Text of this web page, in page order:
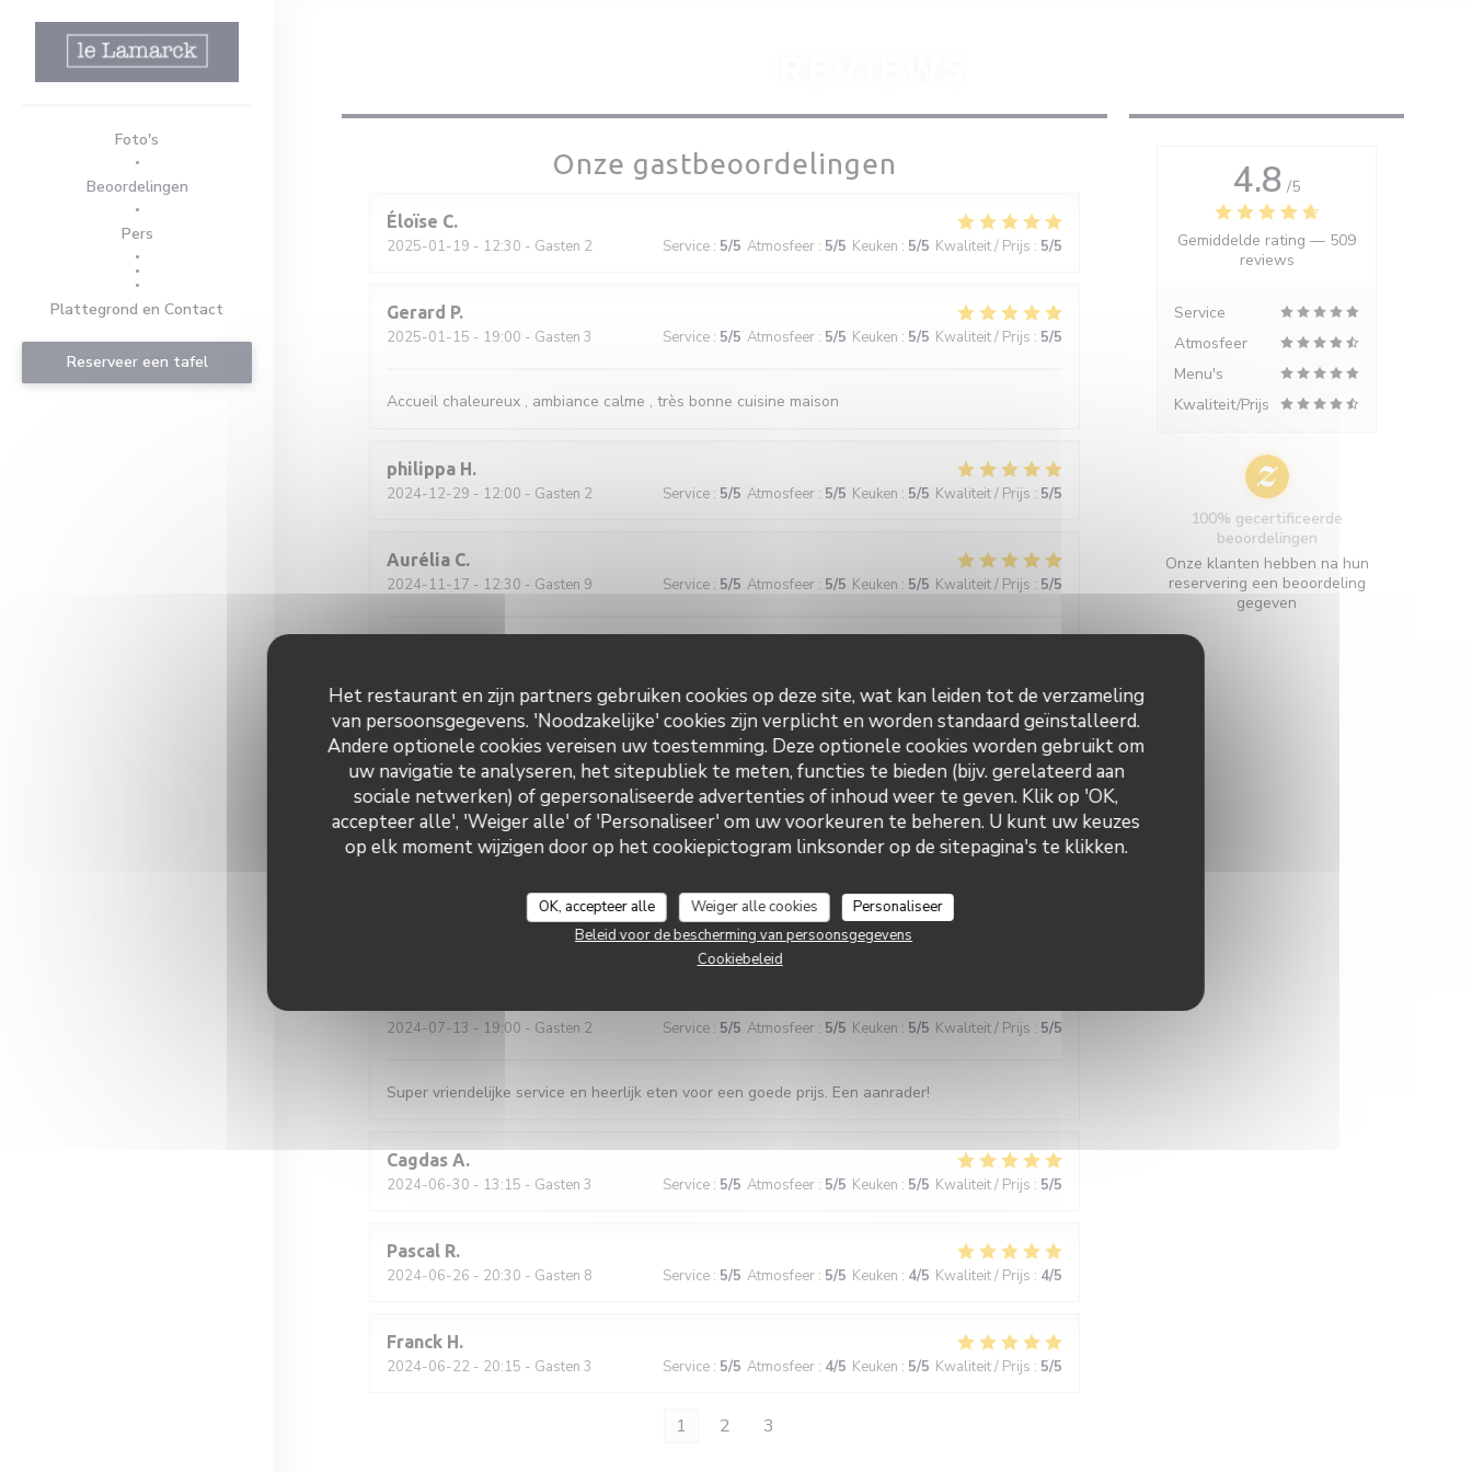
Het restaurant en zijn partners gebruiken cookies op deze site, wat kan leiden tot de verzameling
van persoonsgegevens. 'Noodzakelijke' cookies zijn verplicht en worden standaard geïnstalleerd.
Andere optionele cookies vereisen uw toestemming. Deze optionele cookies worden gebruikt om
uw navigatie te analyseren, het sitepubliek te meten, functies te bieden (bijv. gerelateerd aan
sociale netwerken) of gepersonaliseerde advertenties of inhoud weer te geven. Klik op 'OK,
accepteer alle', 'Weiger alle' of 'Personaliseer' om uw voorkeuren te beheren. U kunt uw keuzes
op elk moment wijzigen door op het cookiepictogram linksonder op de sitepagina's te klikken.
OK, accepteer alle Weiger alle cookies
Personaliseer
Beleid voor de bescherming van persoonsgegevens
Cookiebeleid
Foto's
Beoordelingen
Pers
((opent in een nieuw venster))
((opent in een nieuw venster))
Plattegrond en Contact
Reserveer een tafel
Onze gastbeoordelingen
Éloïse C
2025-01-19 - 12:30 - Gasten 2 Service : 5/5 Atmosfeer : 5/5 Keuken : 5/5 Kwaliteit / Prijs : 5/5
Gerard P
2025-01-15 - 19:00 - Gasten 3 Service : 5/5 Atmosfeer : 5/5 Keuken : 5/5 Kwaliteit / Prijs : 5/5
Accueil chaleureux , ambiance calme , très bonne cuisine maison
philippa H
2024-12-29 - 12:00 - Gasten 2 Service : 5/5 Atmosfeer : 5/5 Keuken : 5/5 Kwaliteit / Prijs : 5/5
Aurélia C
2024-11-17 - 12:30 - Gasten 9 Service : 5/5 Atmosfeer : 5/5 Keuken : 5/5 Kwaliteit / Prijs : 5/5
Laurence C
2024-09-28
- 18:30 - Gasten 12 Service : Atmosfeer 5/5 Keuken : /5 Kwaliteit / Prijs : 5/5
Équipe attentive et très serviable, très bons produits, cuisine fine. Même les végétariens se sont
régalés sans avoir l'impression d'être un problème !
- 21:30 - Gasten 2 Service:5/5 Atmosfeer:5/5 Keuken:5
2024-07-13 - 19:00 - Gasten 2 Service : 5/5 Atmosfeer : 5/5 Keuken : 5/5 Kwaliteit / Prijs : 5/5
Super vriendelijke service en heerlijk eten voor een goede prijs. Een aanrader!
Cagdas A
2024-06-30 - 13:15 - Gasten 3 Service : 5/5 Atmosfeer : 5/5 Keuken : 5/5 Kwaliteit / Prijs : 5/5
Pascal R
2024-06-26 - 20:30 - Gasten 8 Service : 5/5 Atmosfeer : 5/5 Keuken : 4/5 Kwaliteit / Prijs : 4/5
Franck H
2024-06-22 - 20:15 - Gasten 3 Service : 5/5 Atmosfeer : 4/5 Keuken : 5/5 Kwaliteit / Prijs : 5/5
1 2 3
4.8 /5
Gemiddelde rating — 509
reviews
Service
Atmosfeer
Menu's
Kwaliteit/Prijs
100% gecertificeerde
beoordelingen
Onze klanten hebben na hun
reservering een beoordeling
gegeven